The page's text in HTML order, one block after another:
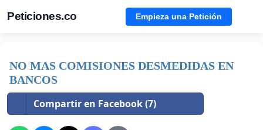
Peticiones.co Empieza una Petición
NO MAS COMISIONES DESMEDIDAS EN
BANCOS
Compartir en Facebook (7)